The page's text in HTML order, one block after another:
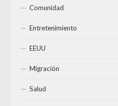
Comunidad
Entretenimiento
EEUU
Migración
Salud